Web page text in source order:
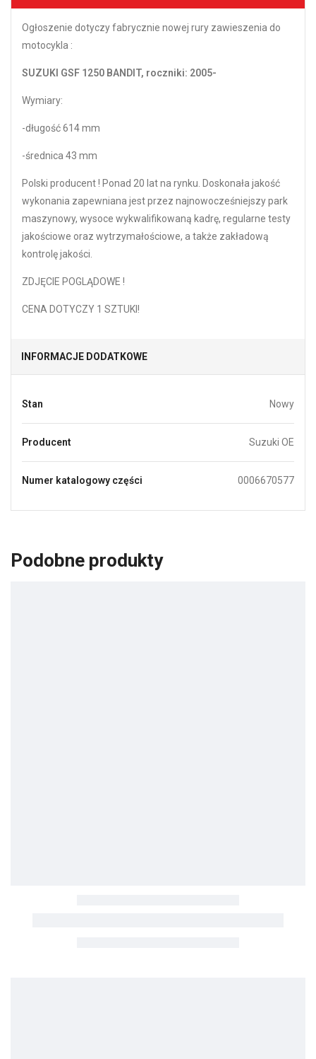
Ogłoszenie dotyczy fabrycznie nowej rury zawieszenia do
motocykla :
SUZUKI GSF 1250 BANDIT, roczniki: 2005-
Wymiary:
-długość 614 mm
-średnica 43 mm
Polski producent ! Ponad 20 lat na rynku. Doskonała jakość
wykonania zapewniana jest przez najnowocześniejszy park
maszynowy, wysoce wykwalifikowaną kadrę, regularne testy
jakościowe oraz wytrzymałościowe, a także zakładową
kontrolę jakości.
ZDJĘCIE POGLĄDOWE !
CENA DOTYCZY 1 SZTUKI!
INFORMACJE DODATKOWE
Stan Nowy
Producent Suzuki OE
Numer katalogowy części 0006670577
Podobne produkty